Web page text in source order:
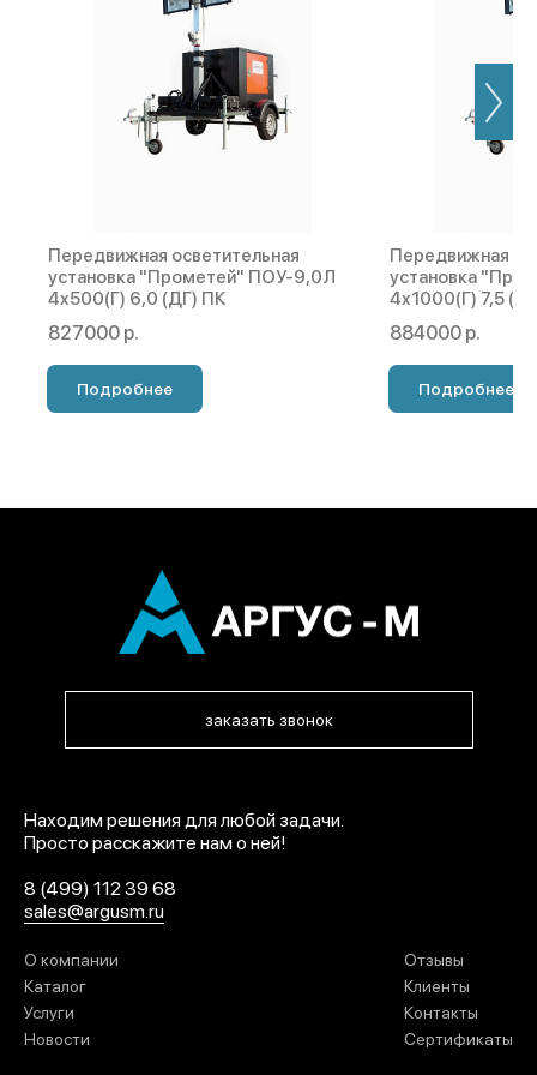
Передвижная осветительная
установка "Прометей" ПОУ-9,0Л
4х500(Г) 6,0 (ДГ) ПК
827000 р.
Подробнее
Передвижная
установка
4х1000(Г) 7,5
884000 р.
Подробнее
заказать звонок
Находим решения для любой задачи.
Просто расскажите нам о ней!
8 (499) 112 39 68
sales@argusm.ru
О компании
Каталог
Услуги
Новости
Отзывы
Клиенты
Контакты
Сертификаты